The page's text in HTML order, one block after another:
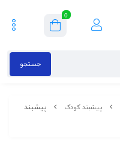
0
جستجو
پیشبند کودک
پیشبند